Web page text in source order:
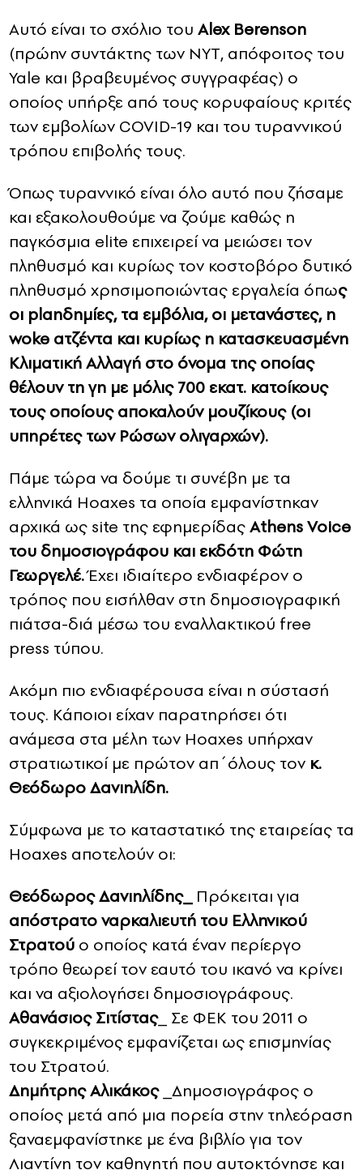
Aυτό είναι το σχόλιο του Alex Berenson
(πρώην συντάκτης των ΝΥΤ, απόφοιτος του
Yale και βραβευμένος συγγραφέας) ο
οποίος υπήρξε από τους κορυφαίους κριτές
των εμβολίων COVID-19 και του τυραννικού
τρόπου επιβολής τους.
Όπως τυραννικό είναι όλο αυτό που ζήσαμε
και εξακολουθούμε να ζούμε καθώς η
παγκόσμια elite επιχειρεί να μειώσει τον
πληθυσμό και κυρίως τον κοστοβόρο δυτικό
πληθυσμό χρησιμοποιώντας εργαλεία όπως
οι planδημίες, τα εμβόλια, οι μετανάστες, η
woke ατζέντα και κυρίως η κατασκευασμένη
Κλιματική Αλλαγή στο όνομα της οποίας
θέλουν τη γη με μόλις 700 εκατ. κατοίκους
τους οποίους αποκαλούν μουζίκους (οι
υπηρέτες των Ρώσων ολιγαρχών).
Πάμε τώρα να δούμε τι συνέβη με τα
ελληνικά Hoaxes τα οποία εμφανίστηκαν
αρχικά ως site της εφημερίδαςAthens Voice
του δημοσιογράφου και εκδότη Φώτη
Γεωργελέ.Έχει ιδιαίτερο ενδιαφέρον ο
τρόπος που εισήλθαν στη δημοσιογραφική
πιάτσα-διά μέσω του εναλλακτικού free
press τύπου.
Ακόμη πιο ενδιαφέρουσα είναι η σύστασή
τους. Κάποιοι είχαν παρατηρήσει ότι
ανάμεσα στα μέλη των Hoaxes υπήρχαν
στρατιωτικοί με πρώτον απ΄όλους τον κ.
Θεόδωρο Δανιηλίδη.
Σύμφωνα με το καταστατικό της εταιρείας τα
Hoaxes αποτελούν οι:
Θεόδωρος Δανιηλίδης_
Πρόκειται για
απόστρατο ναρκαλιευτή του Ελληνικού
Στρατού ο οποίος κατά έναν περίεργο
τρόπο θεωρεί τον εαυτό του ικανό να κρίνει
και να αξιολογήσει δημοσιογράφους.
Αθανάσιος Σιτίστας_ Σε ΦΕΚ του 2011 ο
συγκεκριμένος εμφανίζεται ως επισμηνίας
του Στρατού.
Δημήτρης Αλικάκος_Δημοσιογράφος ο
οποίος μετά από μια πορεία στην τηλεόραση
ξαναεμφανίστηκε με ένα βιβλίο για τον
Λιαντίνη τον καθηγητή που αυτοκτόνησε και